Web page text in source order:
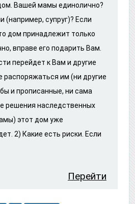
Вашей мамы единолично?
(например, супруг)? Если
дом принадлежит только
вправе его подарить Вам.
перейдет к Вам и другие
распоряжаться им (ни другие
и прописанные, ни сама
решения наследственных
этот дом уже
2) Какие есть риски. Если
Перейти